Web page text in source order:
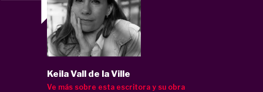
Keila Vall de la Ville
Ve más sobre esta escritora y su obra